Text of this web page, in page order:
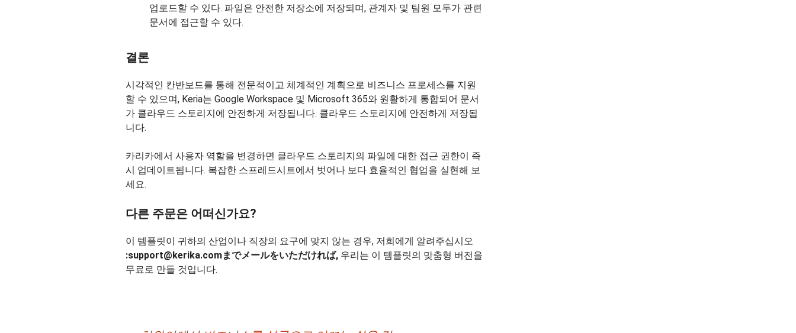
업로드할 수 있다. 파일은 안전한 저장소에 저장되며, 관계자 및 팀원 모두가 관련
문서에 접근할 수 있다.
결론
시각적인 칸반보드를 통해 전문적이고 체계적인 계획으로 비즈니스 프로세스를 지원
할 수 있으며, Keria는 Google Workspace 및 Microsoft 365와 원활하게 통합되어 문서
가 클라우드 스토리지에 안전하게 저장됩니다. 클라우드 스토리지에 안전하게 저장됩
니다.
카리카에서 사용자 역할을 변경하면 클라우드 스토리지의 파일에 대한 접근 권한이 즉
시 업데이트됩니다. 복잡한 스프레드시트에서 벗어나 보다 효율적인 협업을 실현해 보
세요.
다른 주문은 어떠신가요?
이 템플릿이 귀하의 산업이나 직장의 요구에 맞지 않는 경우, 저희에게 알려주십시오
:support@kerika.comまでメールをいただければ, 우리는 이 템플릿의 맞춤형 버전을
무료로 만들 것입니다.